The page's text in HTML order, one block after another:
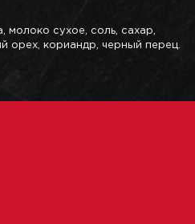
молоко сухое, соль, сахар,
орех, кориандр, черный перец.